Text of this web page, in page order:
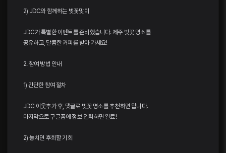
2) JDC와 함께하는 벚꽃맞이
JDC가 특별한 이벤트를 준비했습니다. 제주 벚꽃 명소를
공유하고, 달콤한 커피를 받아 가세요!
2. 참여 방법 안내
1) 간단한 참여 절차
JDC 이웃추가 후, 댓글로 벚꽃 명소를 추천하면 됩니다.
마지막으로 구글폼에 정보 입력하면 완료!
2) 놓치면 후회할 기회